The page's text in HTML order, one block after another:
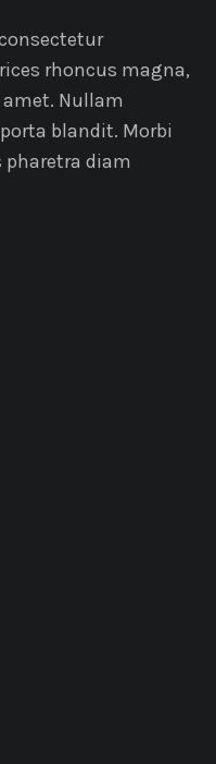
rhoncus magna,
Nullam
blandit. Morbi
diam